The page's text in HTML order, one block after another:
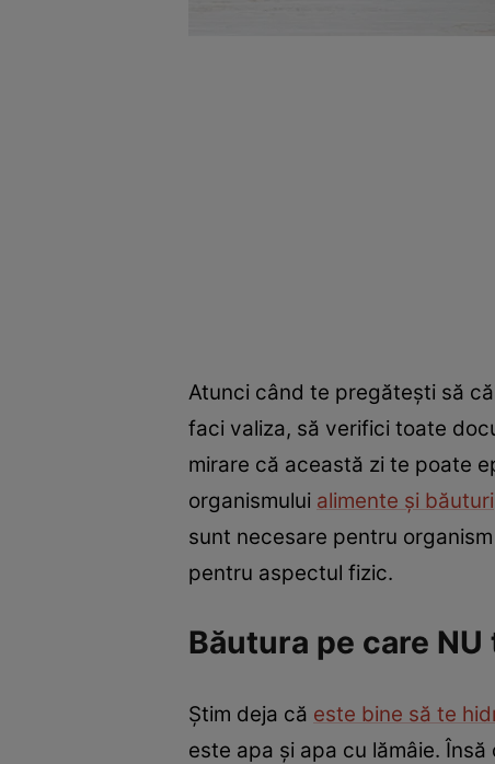
Atunci când te pregătești să
faci valiza, să verifici toate
mirare că această zi te poate
organismului alimente și băuturi
sunt necesare pentru
pentru aspectul fizic.
Băutura pe care
Știm deja că este bine să te
este apa și apa cu lămâie.